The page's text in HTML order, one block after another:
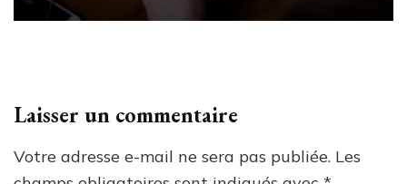
Laisser un commentaire
Votre adresse e-mail ne sera pas publiée. Les